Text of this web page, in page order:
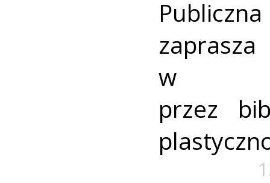
w
przez